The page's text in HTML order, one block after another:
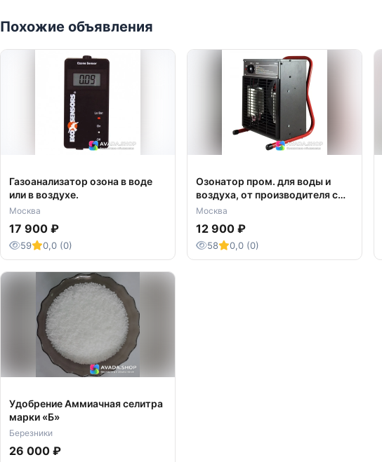
Похожие объявления
Газоанализатор озона в воде
или в воздухе.
Москва
17 900 ₽
59 0,0 (0)
Озонатор пром. для воды и
воздуха, от производителя с
доставкой.
Москва
12 900 ₽
58 0,0 (0)
Удобрение Аммиачная селитра
марки «Б»
Березники
26 000 ₽